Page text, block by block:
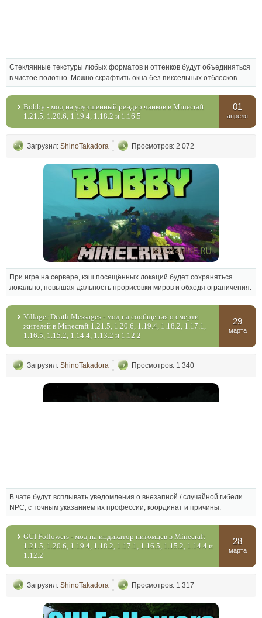
Стеклянные текстуры любых форматов и оттенков будут объединяться
в чистое полотно. Можно скрафтить окна без пиксельных отблесков.
Bobby - мод на улучшенный рендер чанков в Minecraft
1.21.5, 1.20.6, 1.19.4, 1.18.2 и 1.16.5
01
апреля
Загрузил: ShinoTakadora Просмотров: 2 072
При игре на сервере, кэш посещённых локаций будет сохраняться
локально, повышая дальность прорисовки миров и обходя ограничения.
Villager Death Messages - мод на сообщения о смерти
жителей в Minecraft 1.21.5, 1.20.6, 1.19.4, 1.18.2, 1.17.1,
1.16.5, 1.15.2, 1.14.4, 1.13.2 и 1.12.2
29
марта
Загрузил: ShinoTakadora Просмотров: 1 340
В чате будут всплывать уведомления о внезапной / случайной гибели
NPC, с точным указанием их профессии, координат и причины.
GUI Followers - мод на индикатор питомцев в Minecraft
1.21.5, 1.20.6, 1.19.4, 1.18.2, 1.17.1, 1.16.5, 1.15.2, 1.14.4 и
1.12.2
28
марта
Загрузил: ShinoTakadora Просмотров: 1 317